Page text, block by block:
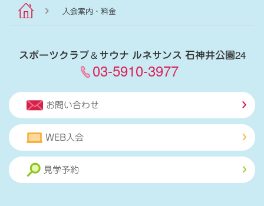
入会案内・料金
スポーツクラブ＆サウナ ルネサンス 石神井公園24
03-5910-3977
お問い合わせ
WEB入会
見学予約